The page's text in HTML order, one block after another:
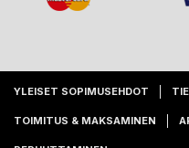
YLEISET SOPIMUSEHDOT
TOIMITUS & MAKSAMINEN